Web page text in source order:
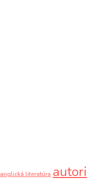
anglická literatúra autori